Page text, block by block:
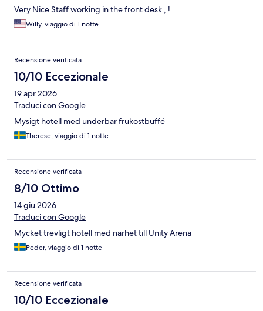
Very Nice Staff working in the front desk , !
Willy, viaggio di 1 notte
Recensione verificata
10/10 Eccezionale
19 apr 2026
Traduci con Google
Mysigt hotell med underbar frukostbuffé
Therese, viaggio di 1 notte
Recensione verificata
8/10 Ottimo
14 giu 2026
Traduci con Google
Mycket trevligt hotell med närhet till Unity Arena
Peder, viaggio di 1 notte
Recensione verificata
10/10 Eccezionale